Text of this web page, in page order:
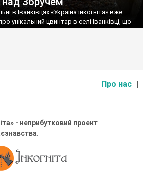
в Іванківцях «Україна інкогніта» вже
унікальний цвинтар в селі Іванківці, що
Про нас
- неприбутковий проект